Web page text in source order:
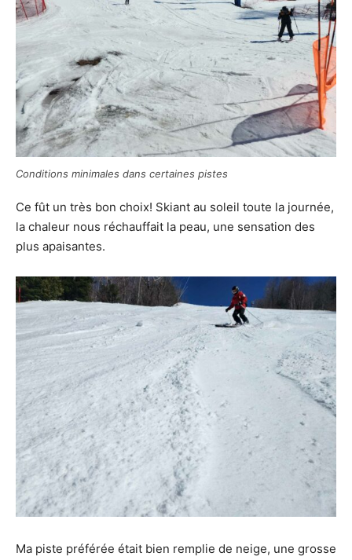
Conditions minimales dans certaines pistes
Ce fût un très bon choix! Skiant au soleil toute la journée,
la chaleur nous réchauffait la peau, une sensation des
plus apaisantes.
Ma piste préférée était bien remplie de neige, une grosse